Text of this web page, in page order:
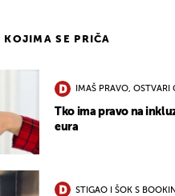
SE PRIČA
IMAŠ PRAVO, OSTVARI
Tko ima pravo na
eura
STIGAO I ŠOK S